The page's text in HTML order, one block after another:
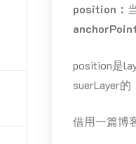
position：
position是
suerLayer
借用一篇博